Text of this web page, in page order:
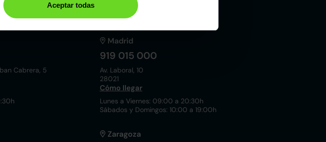
Aceptar todas
Cabrera, 5
Madrid
919 015 000
Av. Laboral, 10
28021
Cómo llegar
Lunes a Viernes: 09:00 a 20:30h
Sábados y Domingos: 10:00 a 19:00h
Zaragoza